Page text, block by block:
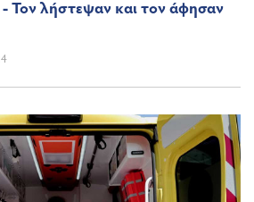
Τον λήστεψαν και τον άφησαν